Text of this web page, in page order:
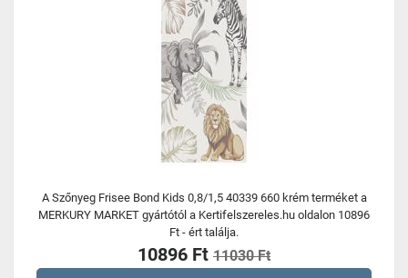
A Szőnyeg Frisee Bond Kids 0,8/1,5 40339 660 krém terméket a
MERKURY MARKET gyártótól a Kertifelszereles.hu oldalon 10896
Ft - ért találja.
10896 Ft 11030 Ft